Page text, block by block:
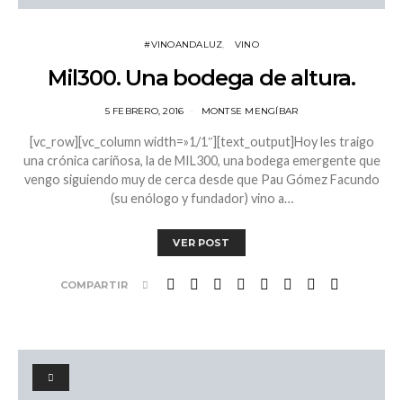
#VINOANDALUZ VINO
Mil300. Una bodega de altura.
5 FEBRERO, 2016 MONTSE MENGÍBAR
[vc_row][vc_column width=»1/1″][text_output]Hoy les traigo
una crónica cariñosa, la de MIL300, una bodega emergente que
vengo siguiendo muy de cerca desde que Pau Gómez Facundo
(su enólogo y fundador) vino a…
VER POST
COMPARTIR